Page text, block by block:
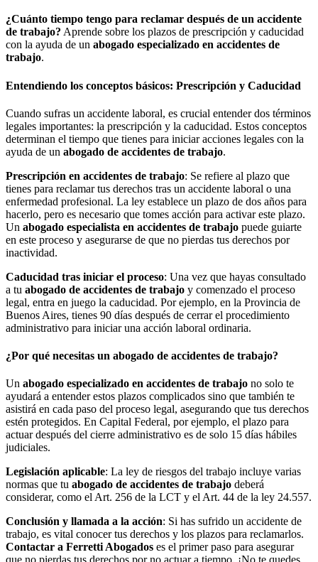
¿Cuánto tiempo tengo para reclamar después de un accidente
de trabajo? Aprende sobre los plazos de prescripción y caducidad
con la ayuda de un abogado especializado en accidentes de
trabajo.
Entendiendo los conceptos básicos: Prescripción y Caducidad
Cuando sufras un accidente laboral, es crucial entender dos términos
legales importantes: la prescripción y la caducidad. Estos conceptos
determinan el tiempo que tienes para iniciar acciones legales con la
ayuda de un abogado de accidentes de trabajo.
Prescripción en accidentes de trabajo: Se refiere al plazo que
tienes para reclamar tus derechos tras un accidente laboral o una
enfermedad profesional. La ley establece un plazo de dos años para
hacerlo, pero es necesario que tomes acción para activar este plazo.
Un abogado especialista en accidentes de trabajo puede guiarte
en este proceso y asegurarse de que no pierdas tus derechos por
inactividad.
Caducidad tras iniciar el proceso: Una vez que hayas consultado
a tu abogado de accidentes de trabajo y comenzado el proceso
legal, entra en juego la caducidad. Por ejemplo, en la Provincia de
Buenos Aires, tienes 90 días después de cerrar el procedimiento
administrativo para iniciar una acción laboral ordinaria.
¿Por qué necesitas un abogado de accidentes de trabajo?
Un abogado especializado en accidentes de trabajo no solo te
ayudará a entender estos plazos complicados sino que también te
asistirá en cada paso del proceso legal, asegurando que tus derechos
estén protegidos. En Capital Federal, por ejemplo, el plazo para
actuar después del cierre administrativo es de solo 15 días hábiles
judiciales.
Legislación aplicable: La ley de riesgos del trabajo incluye varias
normas que tu abogado de accidentes de trabajo deberá
considerar, como el Art. 256 de la LCT y el Art. 44 de la ley 24.557.
Conclusión y llamada a la acción: Si has sufrido un accidente de
trabajo, es vital conocer tus derechos y los plazos para reclamarlos.
Contactar a Ferretti Abogados es el primer paso para asegurar